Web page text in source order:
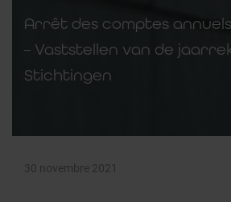
Arrêt des comptes
– Vaststellen van de
Stichtingen
30 novembre 2021